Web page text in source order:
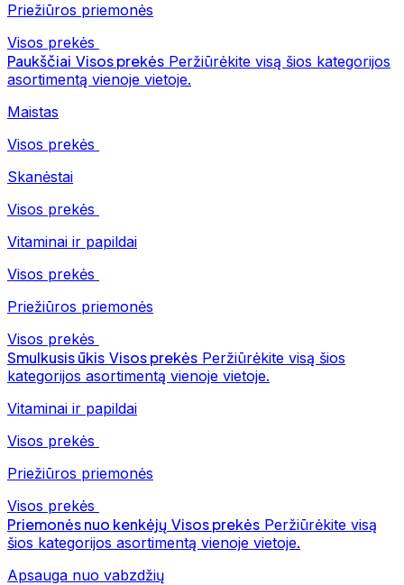
Priežiūros priemonės
Visos prekės
Paukščiai Visos prekės Peržiūrėkite visą šios kategorijos
asortimentą vienoje vietoje.
Maistas
Visos prekės
Skanėstai
Visos prekės
Vitaminai ir papildai
Visos prekės
Priežiūros priemonės
Visos prekės
Smulkusis ūkis Visos prekės Peržiūrėkite visą šios
kategorijos asortimentą vienoje vietoje.
Vitaminai ir papildai
Visos prekės
Priežiūros priemonės
Visos prekės
Priemonės nuo kenkėjų Visos prekės Peržiūrėkite visą
šios kategorijos asortimentą vienoje vietoje.
Apsauga nuo vabzdžių